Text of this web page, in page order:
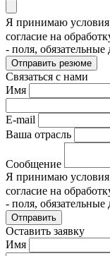
Я принимаю условия
согласие на
- поля, обязательные
Отправить резюме
Связаться с нами
Имя
E-mail
Ваша отрасль
Сообщение
Я принимаю условия
согласие на
- поля, обязательные
Отправить
Оставить заявку
Имя